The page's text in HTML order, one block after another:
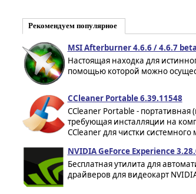
Рекомендуем популярное
MSI Afterburner 4.6.6 / 4.6.7 beta
Настоящая находка для
помощью которой можно
CCleaner Portable 6.39.11548
CCleaner Portable - портативная
требующая инсталляции на
CCleaner для чистки системного
NVIDIA GeForce Experience
Бесплатная утилита для
драйверов для видеокарт